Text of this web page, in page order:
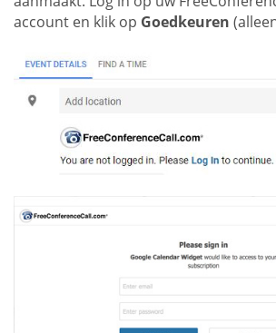
account en klik op Goedkeuren